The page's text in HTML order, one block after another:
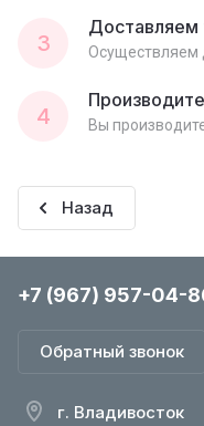
3
Доставляем
Осуществляем
4 Вы
Назад
+7 (967) 957-04-
Обратный звонок
г. Владивосток